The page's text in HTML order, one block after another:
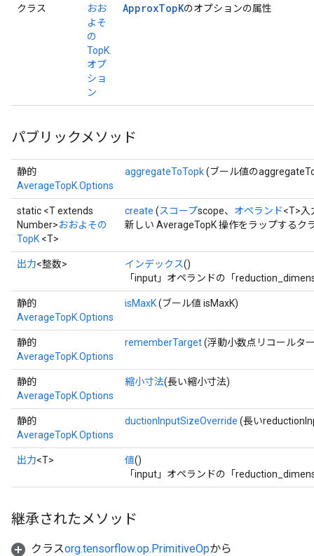
クラス
おお
よそ
の
TopK.
オプ
ショ
ン
ApproxTopKのオプションの属性
パブリックメソッド
静的
AverageTopK.Options
aggregateToTopk(ブール値の
static <T extends
Number>おおよその
TopK <T>
create (スコープscope、 オペランド<T>入
新しい AverageTopK 操作をラップするク
出力<整数> インデックス()
「input」オペランドの「
静的
AverageTopK.Options
isMaxK(ブール値 isMaxK)
静的
AverageTopK.Options
rememberTarget(浮動小数点リコールタ
静的
AverageTopK.Options
縮小寸法(長い縮小寸法)
静的
AverageTopK.Options
ductionInputSizeOverride (長い
出力<T> 値()
「input」オペランドの「
継承されたメソッド
クラスorg.tensorflow.op.PrimitiveOpから